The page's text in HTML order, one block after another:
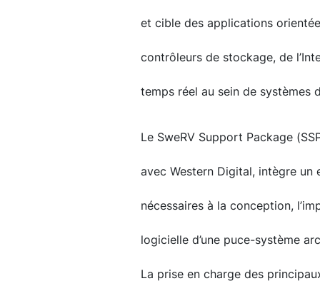
et cible des applications
contrôleurs de stockage, de
temps réel au sein de systèmes
Le SweRV Support Package
avec Western Digital, intègre un
nécessaires à la conception,
logicielle d’une puce-système
La prise en charge des